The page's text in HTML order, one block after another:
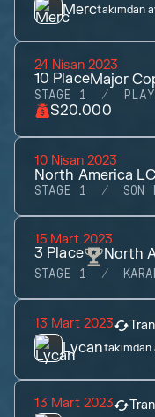
Merctakımdan
24 Nisan 2023
10 PlaceMajor
STAGE 1
$20.000
10 Nisan 2023
North America
STAGE 1 SON
15 Mart 2023
3 Place North
STAGE 1
13 Mart 2023
Lycantakımdan
13 Mart 2023